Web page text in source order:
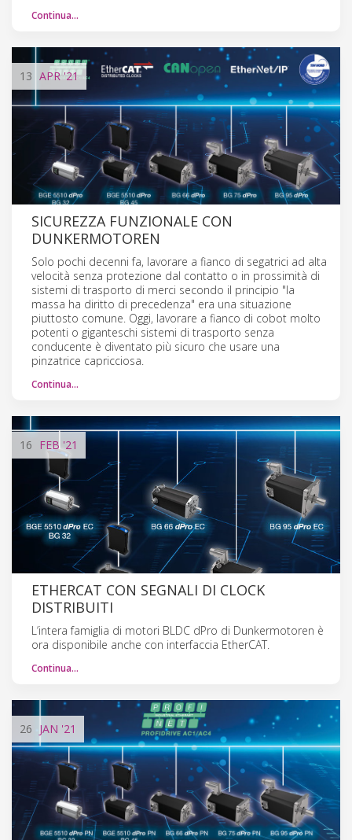
Continua…
13 APR'21
SICUREZZA FUNZIONALE CON
DUNKERMOTOREN
Solo pochi decenni fa, lavorare a fianco di segatrici ad alta
velocità senza protezione dal contatto o in prossimità di
sistemi di trasporto di merci secondo il principio "la
massa ha diritto di precedenza" era una situazione
piuttosto comune. Oggi, lavorare a fianco di cobot molto
potenti o giganteschi sistemi di trasporto senza
conducente è diventato più sicuro che usare una
pinzatrice capricciosa.
Continua…
16 FEB '21
ETHERCAT CON SEGNALI DI CLOCK
DISTRIBUITI
L’intera famiglia di motori BLDC dPro di Dunkermotoren è
ora disponibile anche con interfaccia EtherCAT.
Continua…
26 JAN '21